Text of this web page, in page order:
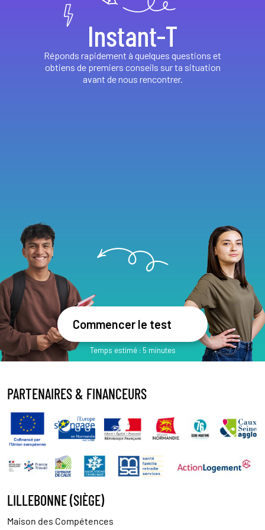
PARTENAIRES & FINANCEURS
LILLEBONNE (SIÈGE)
Maison des Compétences